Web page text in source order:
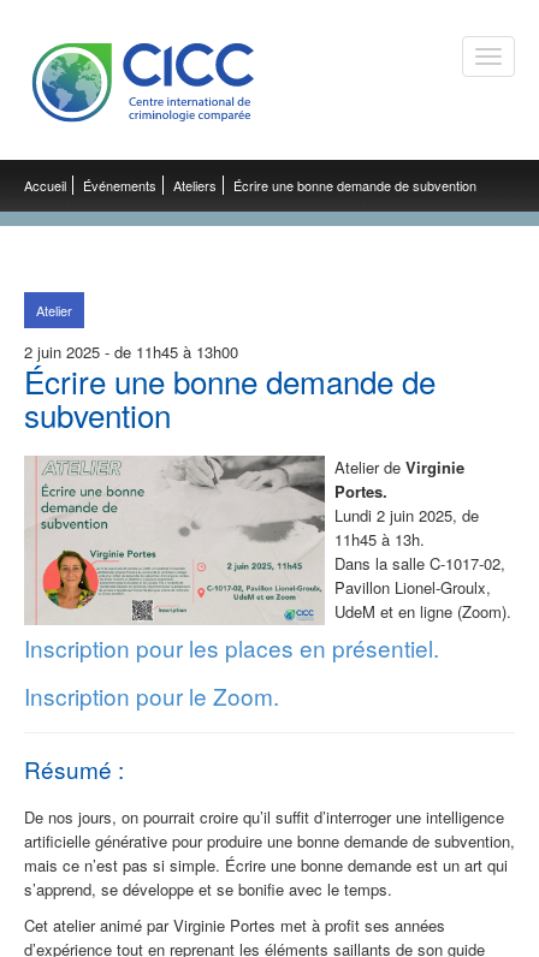
Toggle
Accueil Événements Ateliers Écrire une bonne demande de subvention
Atelier
2 juin 2025 - de 11h45 à 13h00
Écrire une bonne demande de
subvention
Atelier de Virginie
Portes.
Lundi 2 juin 2025, de
11h45 à 13h.
Dans la salle C-1017-02,
Pavillon Lionel-Groulx,
UdeM et en ligne (Zoom).
Inscription pour les places en présentiel.
Inscription pour le Zoom.
Résumé :
De nos jours, on pourrait croire qu’il suffit d’interroger une intelligence
artificielle générative pour produire une bonne demande de subvention,
mais ce n’est pas si simple. Écrire une bonne demande est un art qui
s’apprend, se développe et se bonifie avec le temps.
Cet atelier animé par Virginie Portes met à profit ses années
d’expérience tout en reprenant les éléments saillants de son guide